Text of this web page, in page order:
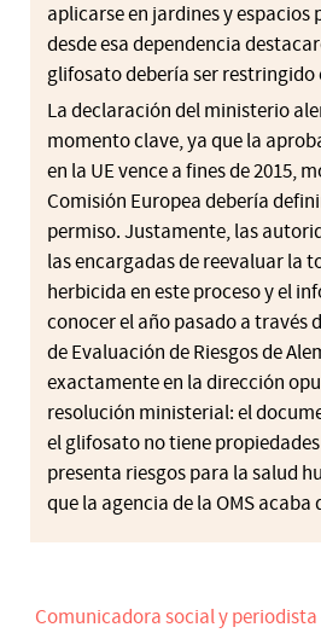
aplicarse en jardines y espacios
desde esa dependencia
glifosato debería ser restringido
La declaración del ministerio
momento clave, ya que la
en la UE vence a fines de 2015,
Comisión Europea debería
permiso. Justamente, las
las encargadas de reevaluar la
herbicida en este proceso y el
conocer el año pasado a través
de Evaluación de Riesgos de
exactamente en la dirección
resolución ministerial: el
el glifosato no tiene
presenta riesgos para la salud
que la agencia de la OMS acaba
Comunicadora social y